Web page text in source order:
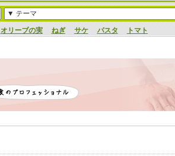
オリーブの実 ねぎ サケ パスタ トマト